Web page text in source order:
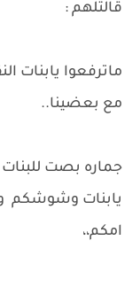
قالتلهم :
ماترفعوا يابنات
مع بعضينا..
جماره بصت
يابنات وشوشكم
امكم،،